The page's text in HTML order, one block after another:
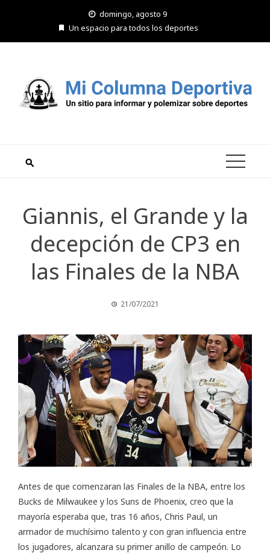
domingo, agosto 9
Un espacio para todos los deportes
Giannis, el Grande y la
decepción de CP3 en
las Finales de la NBA
21/07/2021
Antes de que comenzaran las Finales de la NBA, entre los
Bucks de Milwaukee y los Suns de Phoenix, creo que la
mayoría esperaba que, tras 16 años, Chris Paul, un
armador de muchísimo talento y con gran influencia entre
los jugadores, alcanzara su primer anillo de campeón. Lo